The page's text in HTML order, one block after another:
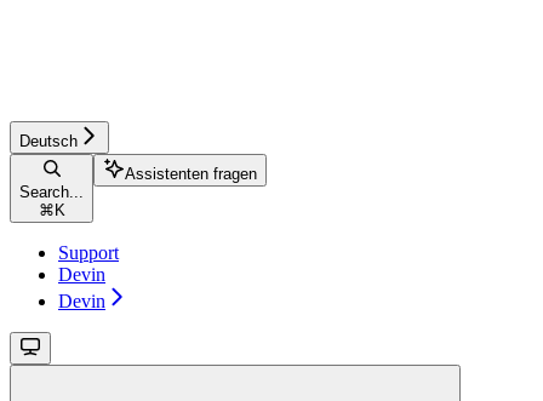
Deutsch
Search...
⌘ K
Assistenten fragen
Support
Devin
Devin